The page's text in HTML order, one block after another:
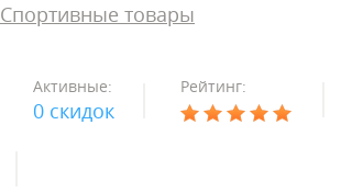
Спортивные товары
Активные:
0 скидок
Рейтинг: